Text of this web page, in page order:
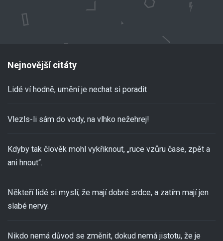
Nejnovější citáty
Lidé ví hodně, umění je nechat si poradit
Vlezls-li sám do vody, na vlhko nežehrej!
Kdyby tak člověk mohl vykřiknout, „ruce vzůru čase, zpět a
ani hnout“.
Někteří lidé si myslí, že mají dobré srdce, a zatím mají jen
slabé nervy.
Nikdo nemá důvod se změnit, dokud nemá jistotu, že je